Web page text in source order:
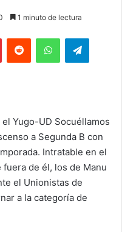
1 minuto de lectura
Yugo-UD Socuéllamos
a Segunda B con
Intratable en el
de él, los de Manu
el Unionistas de
a la categoría de